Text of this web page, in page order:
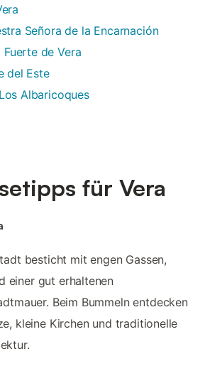
Señora de la Encarnación
Fuerte de Vera
del Este
Albaricoques
für Vera
besticht mit engen Gassen,
einer gut erhaltenen
Beim Bummeln entdecken
kleine Kirchen und traditionelle